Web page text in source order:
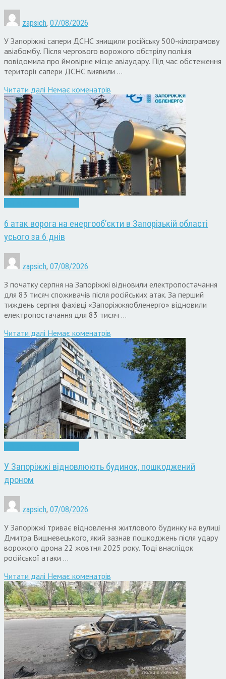
zapsich, 07/08/2026
У Запоріжжі сапери ДСНС знищили російську 500-кілограмову
авіабомбу. Після чергового ворожого обстрілу поліція
повідомила про ймовірне місце авіаудару. Під час обстеження
території сапери ДСНС виявили …
Читати далi Немає коменатрів
6 атак ворога на енергооб’єкти в Запорізькій області
усього за 6 днів
zapsich, 07/08/2026
З початку серпня на Запоріжжі відновили електропостачання
для 83 тисяч споживачів після російських атак. За перший
тиждень серпня фахівці «Запоріжжяобленерго» відновили
електропостачання для 83 тисяч …
Читати далi Немає коменатрів
У Запоріжжі відновлюють будинок, пошкоджений
дроном
zapsich, 07/08/2026
У Запоріжжі триває відновлення житлового будинку на вулиці
Дмитра Вишневецького, який зазнав пошкоджень після удару
ворожого дрона 22 жовтня 2025 року. Тоді внаслідок
російської атаки …
Читати далi Немає коменатрів